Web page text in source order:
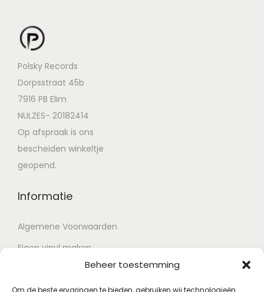
Beheer toestemming
Om de beste ervaringen te bieden, gebruiken wij technologieën
Polsky Records
Dorpsstraat 45b
7916 PB Elim
NULZES- 20182414
Op afspraak is ons
bescheiden winkeltje
geopend.
Informatie
Algemene Voorwaarden
Eigen vinyl maken
Retour voorwaarden